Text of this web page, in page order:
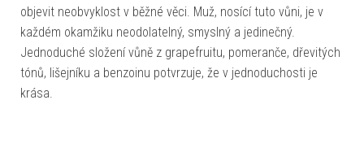
objevit neobvyklost v běžné věci. Muž, nosící tuto vůni, je v
každém okamžiku neodolatelný, smyslný a jedinečný.
Jednoduché složení vůně z grapefruitu, pomeranče, dřevitých
tónů, lišejníku a benzoinu potvrzuje, že v jednoduchosti je
krása.